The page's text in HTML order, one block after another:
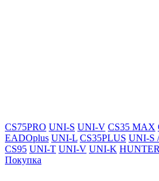
CS75PRO UNI-S UNI-V CS35 MAX
EADOplus UNI-L CS35PLUS UNI-S
CS95 UNI-T UNI-V UNI-K
Покупка